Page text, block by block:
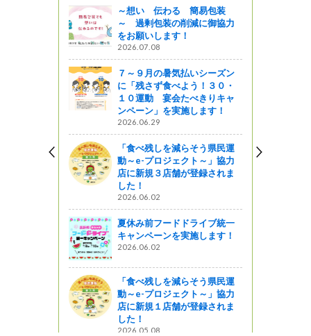
～想い 伝わる 簡易包装
～ 過剰包装の削減に御協力
をお願いします！
2026.07.08
７～９月の暑気払いシーズン
に「残さず食べよう！３０・
１０運動 宴会たべきりキャ
ンペーン」を実施します！
2026.06.29
「食べ残しを減らそう県民運
動～e-プロジェクト～」協力
店に新規３店舗が登録されま
した！
2026.06.02
夏休み前フードドライブ統一
キャンペーンを実施します！
2026.06.02
「食べ残しを減らそう県民運
動～e-プロジェクト～」協力
店に新規１店舗が登録されま
した！
2026.05.08